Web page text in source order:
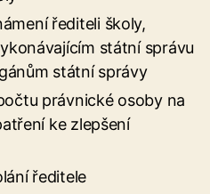
řediteli školy,
státní správu
státní správy
právnické osoby na
ke zlepšení
ředitele